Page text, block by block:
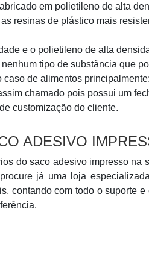
em polietileno de alta
resinas de plástico mais
e o polietileno de alta
tipo de substância que
de alimentos principalmente;
chamado pois possui um
customização do cliente.
ADESIVO
do saco adesivo impresso na
já uma loja
contando com todo o suporte